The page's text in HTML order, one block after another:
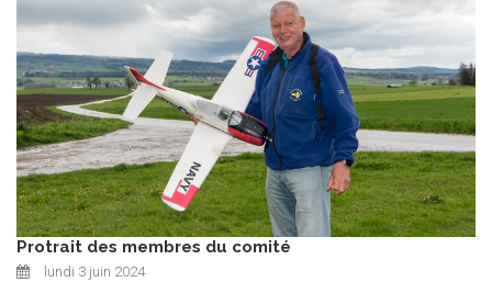
Protrait des membres du comité
lundi 3 juin 2024